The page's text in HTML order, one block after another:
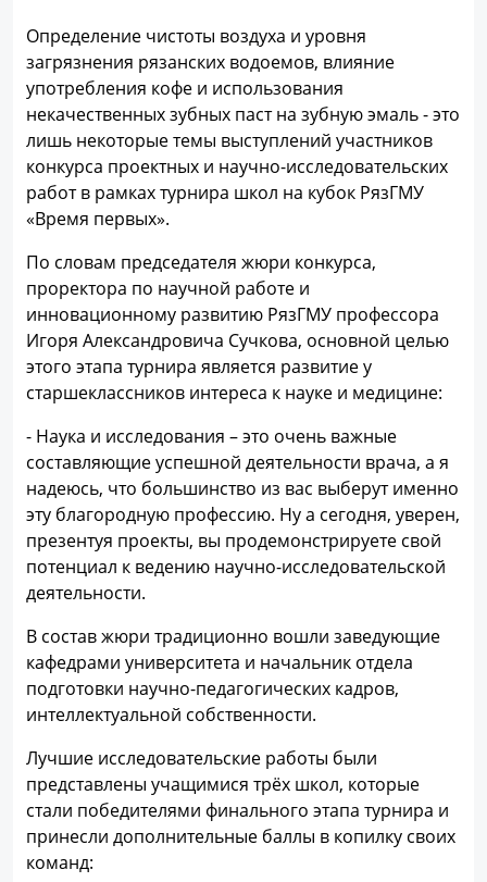
Определение чистоты воздуха и уровня
загрязнения рязанских водоемов, влияние
употребления кофе и использования
некачественных зубных паст на зубную эмаль - это
лишь некоторые темы выступлений участников
конкурса проектных и научно-исследовательских
работ в рамках турнира школ на кубок РязГМУ
«Время первых».
По словам председателя жюри конкурса,
проректора по научной работе и
инновационному развитию РязГМУ профессора
Игоря Александровича Сучкова, основной целью
этого этапа турнира является развитие у
старшеклассников интереса к науке и медицине:
- Наука и исследования – это очень важные
составляющие успешной деятельности врача, а я
надеюсь, что большинство из вас выберут именно
эту благородную профессию. Ну а сегодня, уверен,
презентуя проекты, вы продемонстрируете свой
потенциал к ведению научно-исследовательской
деятельности.
В состав жюри традиционно вошли заведующие
кафедрами университета и начальник отдела
подготовки научно-педагогических кадров,
интеллектуальной собственности.
Лучшие исследовательские работы были
представлены учащимися трёх школ, которые
стали победителями финального этапа турнира и
принесли дополнительные баллы в копилку своих
команд: